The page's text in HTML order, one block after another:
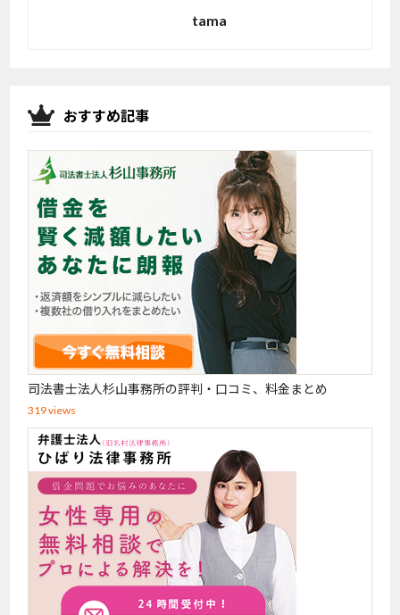
tama
おすすめ記事
司法書士法人杉山事務所の評判・口コミ、料金まとめ
319 views